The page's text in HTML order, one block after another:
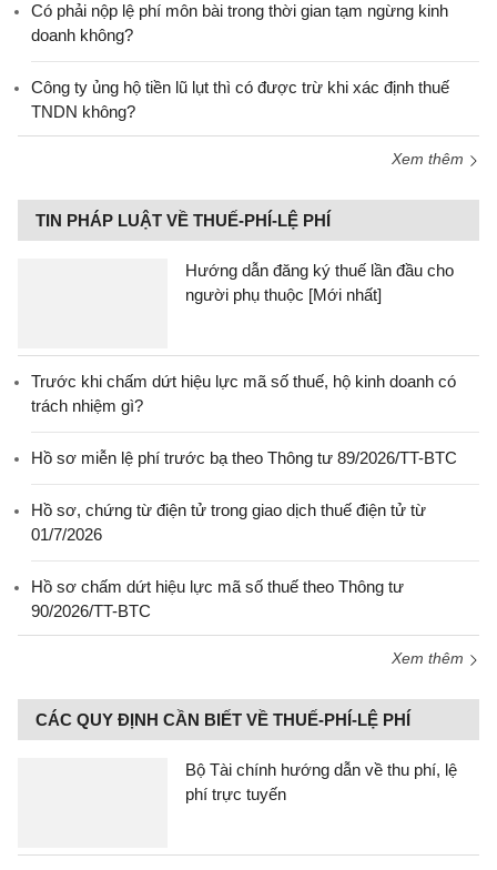
Có phải nộp lệ phí môn bài trong thời gian tạm ngừng kinh
doanh không?
Công ty ủng hộ tiền lũ lụt thì có được trừ khi xác định thuế
TNDN không?
Xem thêm
TIN PHÁP LUẬT VỀ THUẾ-PHÍ-LỆ PHÍ
Hướng dẫn đăng ký thuế lần đầu cho
người phụ thuộc [Mới nhất]
Trước khi chấm dứt hiệu lực mã số thuế, hộ kinh doanh có
trách nhiệm gì?
Hồ sơ miễn lệ phí trước bạ theo Thông tư 89/2026/TT-BTC
Hồ sơ, chứng từ điện tử trong giao dịch thuế điện tử từ
01/7/2026
Hồ sơ chấm dứt hiệu lực mã số thuế theo Thông tư
90/2026/TT-BTC
Xem thêm
CÁC QUY ĐỊNH CẦN BIẾT VỀ THUẾ-PHÍ-LỆ PHÍ
Bộ Tài chính hướng dẫn về thu phí, lệ
phí trực tuyến